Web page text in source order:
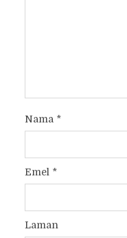
Nama *
Emel *
Laman